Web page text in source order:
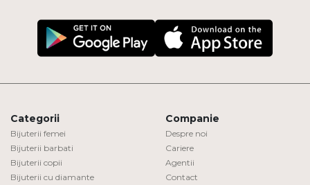
Categorii
Bijuterii femei
Bijuterii barbati
Bijuterii copii
Bijuterii cu diamante
Companie
Despre noi
Cariere
Agentii
Contact